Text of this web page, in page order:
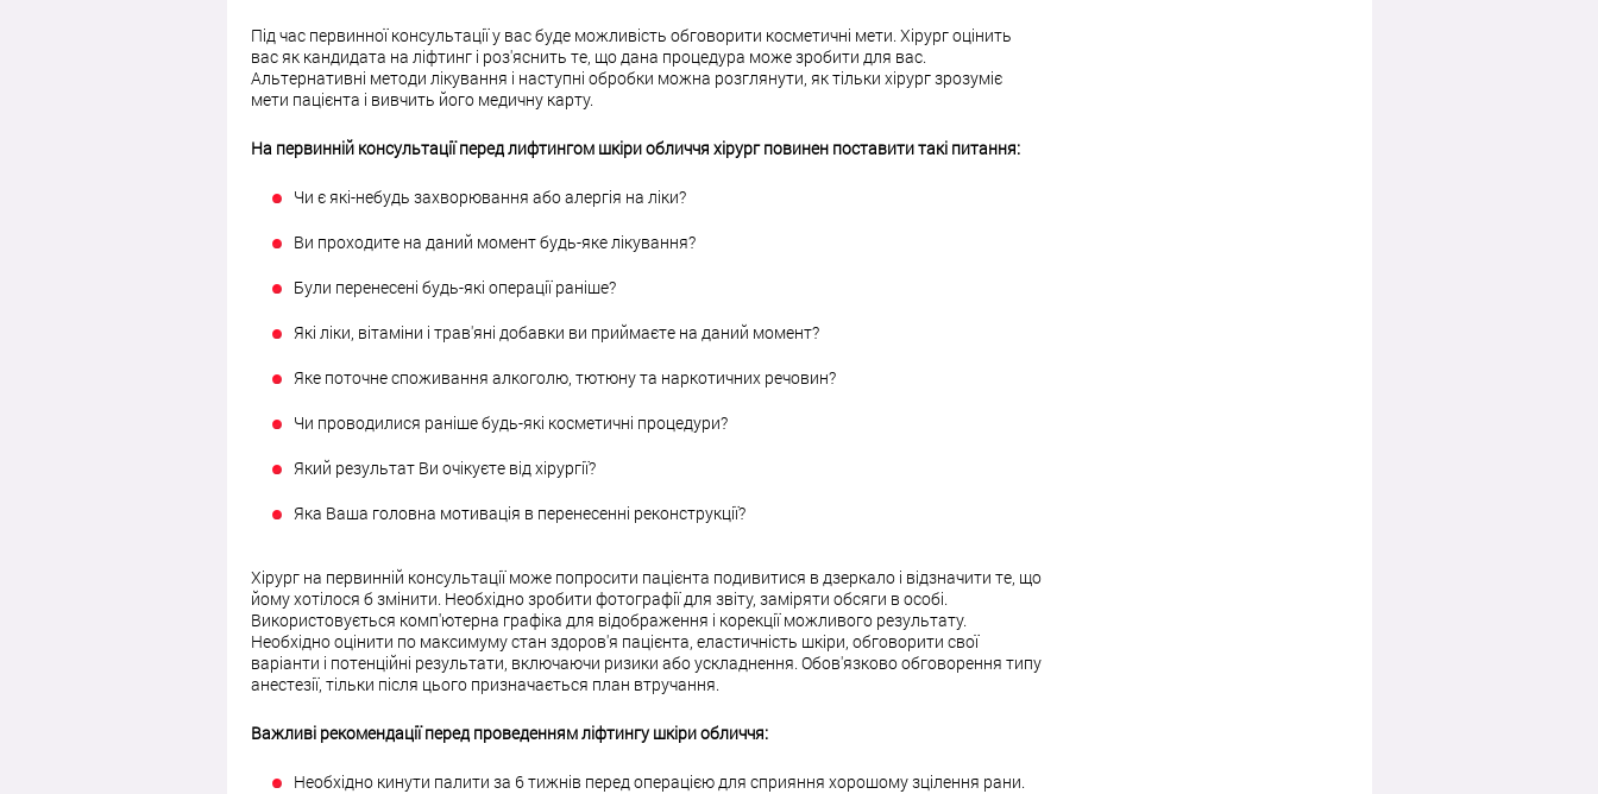
Під час первинної консультації у вас буде можливість обговорити косметичні мети. Хірург оцінить
вас як кандидата на ліфтинг і роз'яснить те, що дана процедура може зробити для вас.
Альтернативні методи лікування і наступні обробки можна розглянути, як тільки хірург зрозуміє
мети пацієнта і вивчить його медичну карту.
На первинній консультації перед лифтингом шкіри обличчя хірург повинен поставити такі питання:
Чи є які-небудь захворювання або алергія на ліки?
Ви проходите на даний момент будь-яке лікування?
Були перенесені будь-які операції раніше?
Які ліки, вітаміни і трав'яні добавки ви приймаєте на даний момент?
Яке поточне споживання алкоголю, тютюну та наркотичних речовин?
Чи проводилися раніше будь-які косметичні процедури?
Який результат Ви очікуєте від хірургії?
Яка Ваша головна мотивація в перенесенні реконструкції?
Хірург на первинній консультації може попросити пацієнта подивитися в дзеркало і відзначити те, що
йому хотілося б змінити. Необхідно зробити фотографії для звіту, заміряти обсяги в особі.
Використовується комп'ютерна графіка для відображення і корекції можливого результату.
Необхідно оцінити по максимуму стан здоров'я пацієнта, еластичність шкіри, обговорити свої
варіанти і потенційні результати, включаючи ризики або ускладнення. Обов'язково обговорення типу
анестезії, тільки після цього призначається план втручання.
Важливі рекомендації перед проведенням ліфтингу шкіри обличчя:
Необхідно кинути палити за 6 тижнів перед операцією для сприяння хорошому зцілення рани.